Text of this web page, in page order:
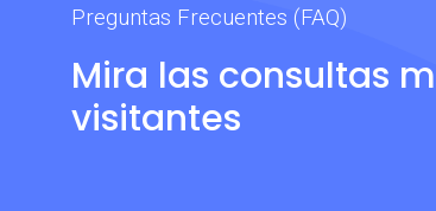
Preguntas Frecuentes (FAQ)
Mira las consultas
visitantes